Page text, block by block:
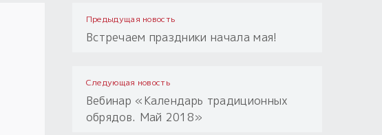
Предыдущая новость
Встречаем праздники начала мая!
Следующая новость
Вебинар «Календарь традиционных
обрядов. Май 2018»